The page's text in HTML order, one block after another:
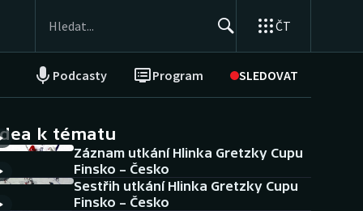
ČT
Podcasty Program SLEDOVAT
NEPŘEHLÉDNĚTE
Historické návraty
Aplikace ČT sport
k tématu
Záznam utkání Hlinka Gretzky Cupu
Finsko – Česko
Sestřih utkání Hlinka Gretzky Cupu
Finsko – Česko